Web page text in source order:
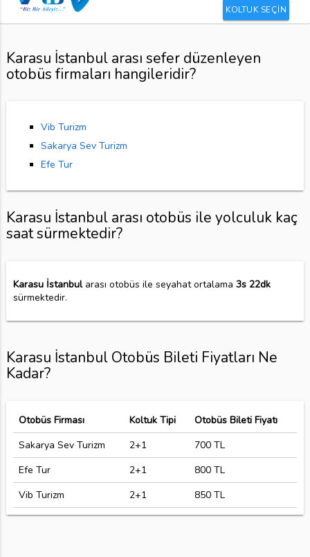
KOLTUK SEÇİN
Karasu İstanbul arası sefer düzenleyen
otobüs firmaları hangileridir?
Vib Turizm
Sakarya Sev Turizm
Efe Tur
Karasu İstanbul arası otobüs ile yolculuk kaç
saat sürmektedir?
Karasu İstanbularası otobüs ile seyahat ortalama 3s 22dk
sürmektedir.
Karasu İstanbul Otobüs Bileti Fiyatları Ne
Kadar?
Otobüs Firması Koltuk Tipi
Otobüs Bileti Fiyatı
Sakarya Sev Turizm
2+1
700 TL
Efe Tur
2+1
800 TL
Vib Turizm
2+1 850 TL